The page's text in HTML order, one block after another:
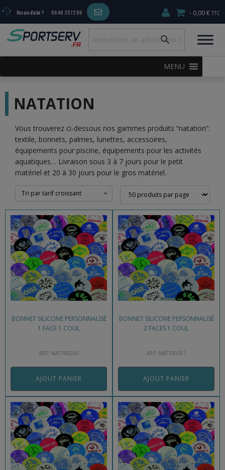
Besoin d'aide ? 06 48 35 72 86 0,00 €
MENU
NATATION
Vous trouverez ci-dessous nos gammes produits “natation”:
textile, bonnets, palmes, lunettes, accessoires,
équipements pour piscine, équipements pour les activités
aquatiques… Livraison sous 3 à 7 jours pour le petit
matériel et 20 à 30 jours pour le gros matériel.
BONNET SILICONE PERSONNALISÉ
1 FACE 1 COUL
REF: NAT100200
AJOUT PANIER
BONNET SILICONE PERSONNALISÉ
2 FACES 1 COUL
REF: NAT100201
AJOUT PANIER